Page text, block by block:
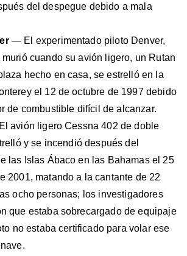
del despegue debido a mala
— El experimentado piloto Denver,
cuando su avión ligero, un Rutan
hecho en casa, se estrelló en la
el 12 de octubre de 1997 debido
de combustible difícil de alcanzar.
avión ligero Cessna 402 de doble
y se incendió después del
las Islas Ábaco en las Bahamas el 25
2001, matando a la cantante de 22
ocho personas; los investigadores
que estaba sobrecargado de equipaje
no estaba certificado para volar ese